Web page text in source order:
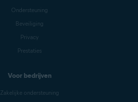
Ondersteuning
Beveiliging
Privacy
Prestaties
Voor bedrijven
Zakelijke ondersteuning